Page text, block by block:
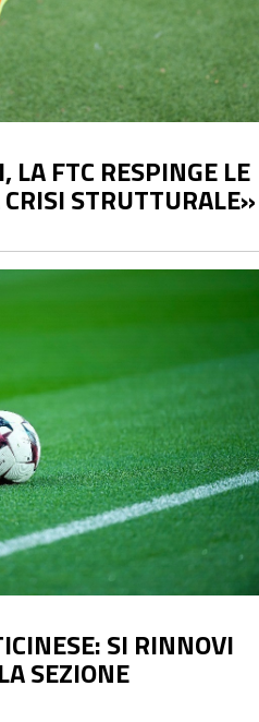
LA FTC RESPINGE LE
STRUTTURALE»
SI RINNOVI
SEZIONE